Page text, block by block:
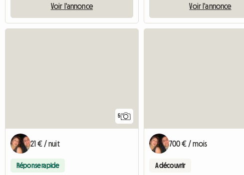
Voir l'annonce Voir l'annonce
5
21 € / nuit
Réponse rapide
700 € / mois
A découvrir